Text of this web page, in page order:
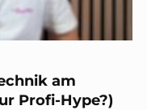
am
Profi-Hype?)